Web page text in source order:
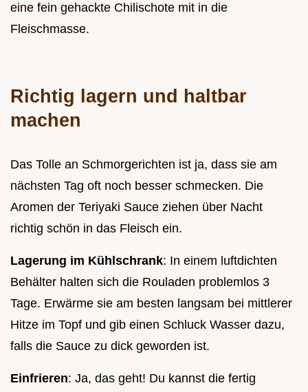
eine fein gehackte Chilischote mit in die
Fleischmasse.
Richtig lagern und haltbar
machen
Das Tolle an Schmorgerichten ist ja, dass sie am
nächsten Tag oft noch besser schmecken. Die
Aromen der Teriyaki Sauce ziehen über Nacht
richtig schön in das Fleisch ein.
Lagerung im Kühlschrank: In einem luftdichten
Behälter halten sich die Rouladen problemlos 3
Tage. Erwärme sie am besten langsam bei mittlerer
Hitze im Topf und gib einen Schluck Wasser dazu,
falls die Sauce zu dick geworden ist.
Einfrieren: Ja, das geht! Du kannst die fertig